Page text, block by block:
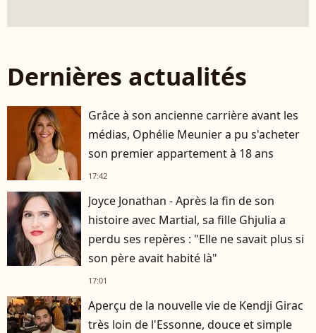
Dernières actualités
Grâce à son ancienne carrière avant les
médias, Ophélie Meunier a pu s'acheter
son premier appartement à 18 ans
17:42
Joyce Jonathan - Après la fin de son
histoire avec Martial, sa fille Ghjulia a
perdu ses repères : "Elle ne savait plus si
son père avait habité là"
17:01
Aperçu de la nouvelle vie de Kendji Girac
très loin de l'Essonne, douce et simple